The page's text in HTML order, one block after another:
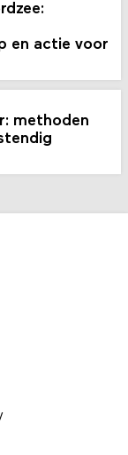
en actie voor
methoden